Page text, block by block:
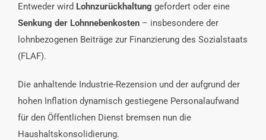
Entweder wird Lohnzurückhaltung gefordert oder eine
Senkung der Lohnnebenkosten – insbesondere der
lohnbezogenen Beiträge zur Finanzierung des Sozialstaats
(FLAF).
Die anhaltende Industrie-Rezension und der aufgrund der
hohen Inflation dynamisch gestiegene Personalaufwand
für den Öffentlichen Dienst bremsen nun die
Haushaltskonsolidierung.